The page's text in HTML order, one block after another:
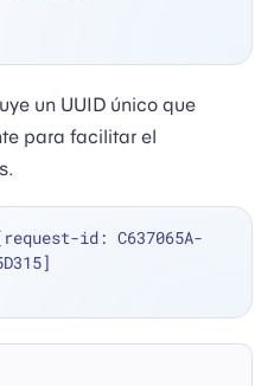
un UUID único que
para facilitar el
id: C637065A-